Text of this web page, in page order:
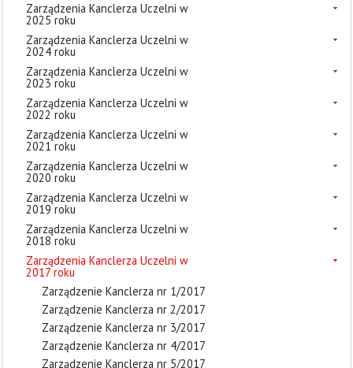
Zarządzenia Kanclerza Uczelni w
2025 roku
Zarządzenia Kanclerza Uczelni w
2024 roku
Zarządzenia Kanclerza Uczelni w
2023 roku
Zarządzenia Kanclerza Uczelni w
2022 roku
Zarządzenia Kanclerza Uczelni w
2021 roku
Zarządzenia Kanclerza Uczelni w
2020 roku
Zarządzenia Kanclerza Uczelni w
2019 roku
Zarządzenia Kanclerza Uczelni w
2018 roku
Zarządzenia Kanclerza Uczelni w
2017 roku
Zarządzenie Kanclerza nr 1/2017
Zarządzenie Kanclerza nr 2/2017
Zarządzenie Kanclerza nr 3/2017
Zarządzenie Kanclerza nr 4/2017
Zarządzenie Kanclerza nr 5/2017